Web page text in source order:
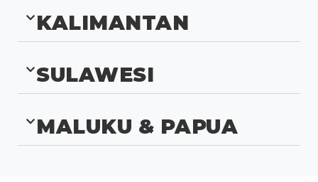
KALIMANTAN
SULAWESI
MALUKU & PAPUA